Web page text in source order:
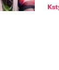
の
る
メ
期
リ